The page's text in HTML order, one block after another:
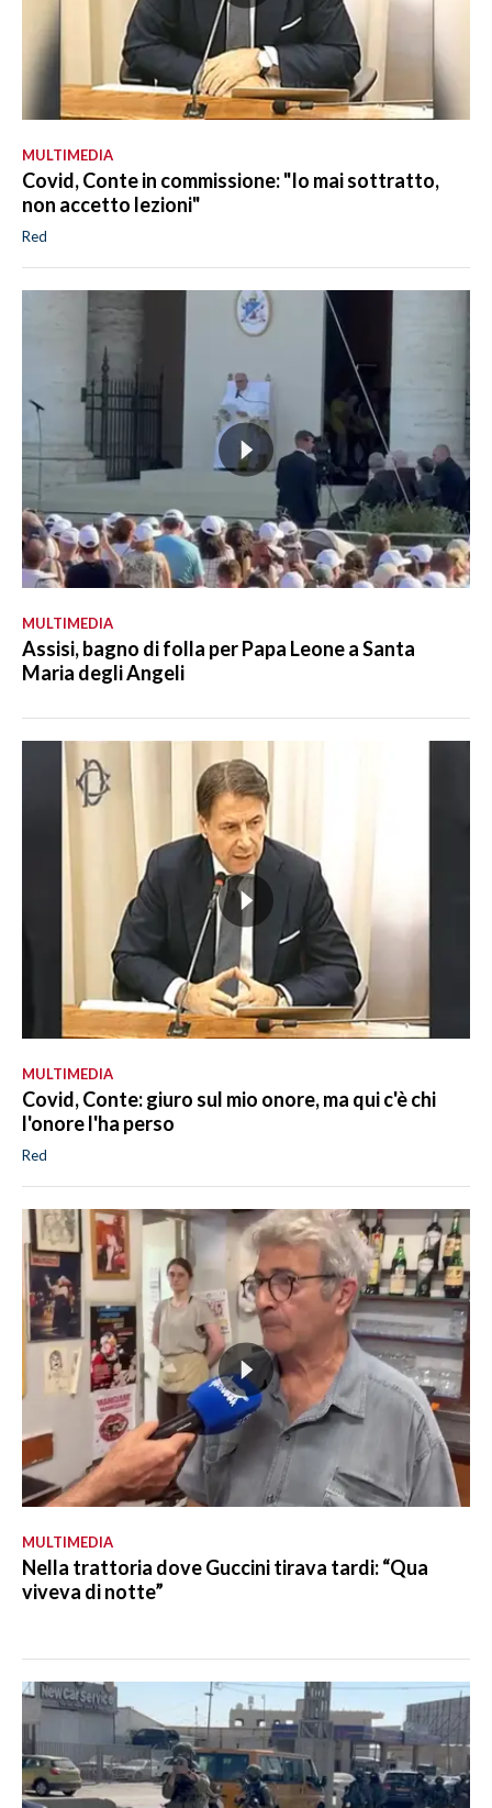
MULTIMEDIA
Covid, Conte in commissione: "Io mai sottratto,
non accetto lezioni"
Red
MULTIMEDIA
Assisi, bagno di folla per Papa Leone a Santa
Maria degli Angeli
MULTIMEDIA
Covid, Conte: giuro sul mio onore, ma qui c'è chi
l'onore l'ha perso
Red
MULTIMEDIA
Nella trattoria dove Guccini tirava tardi: “Qua
viveva di notte”